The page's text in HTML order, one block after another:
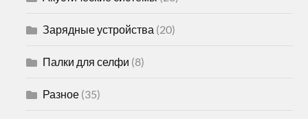
Зарядные устройства (20)
Палки для селфи (8)
Разное (35)